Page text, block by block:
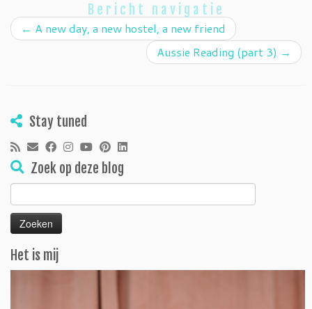
Bericht navigatie
← A new day, a new hostel, a new friend
Aussie Reading (part 3) →
Stay tuned
Zoek op deze blog
Zoeken
naar:
Het is mij